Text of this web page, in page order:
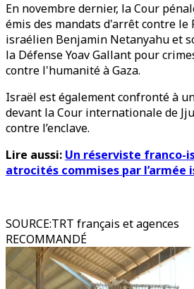
En novembre dernier, la Cour
émis des mandats d'arrêt contre
israélien Benjamin Netanyahu et
la Défense Yoav Gallant pour
contre l'humanité à Gaza.
Israël est également confronté à
devant la Cour internationale de
contre l’enclave.
Lire aussi: Un réserviste franco-
atrocités commises par l’armée
SOURCE:TRT français et agences
RECOMMANDÉ